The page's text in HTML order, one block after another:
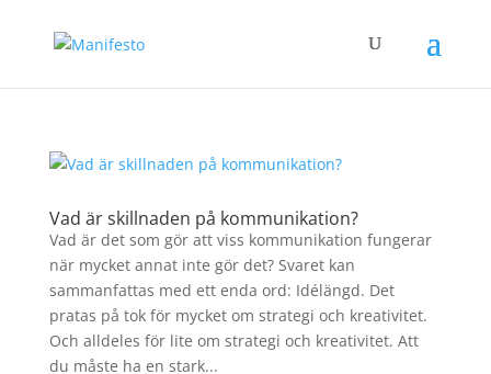
Vad är skillnaden på kommunikation?
Vad är det som gör att viss kommunikation fungerar
när mycket annat inte gör det? Svaret kan
sammanfattas med ett enda ord: Idélängd. Det
pratas på tok för mycket om strategi och kreativitet.
Och alldeles för lite om strategi och kreativitet. Att
du måste ha en stark...